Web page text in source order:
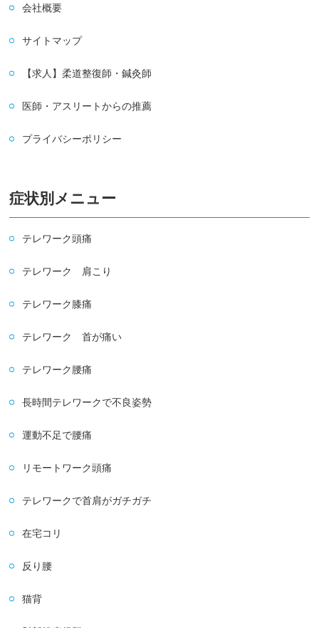
会社概要
サイトマップ
【求人】柔道整復師・鍼灸師
医師・アスリートからの推薦
プライバシーポリシー
症状別メニュー
テレワーク頭痛
テレワーク 肩こり
テレワーク膝痛
テレワーク 首が痛い
テレワーク腰痛
長時間テレワークで不良姿勢
運動不足で腰痛
リモートワーク頭痛
テレワークで首肩がガチガチ
在宅コリ
反り腰
猫背